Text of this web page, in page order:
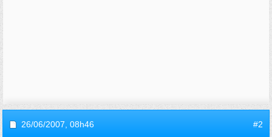
26/06/2007, 08h46 #2